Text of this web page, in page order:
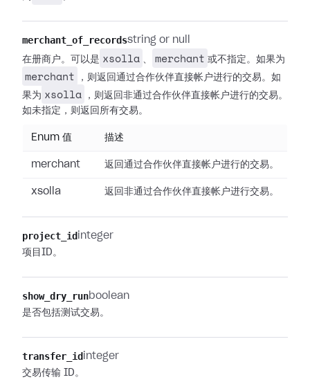
merchant_of_recordsstring or null
在册商户。可以是 xsolla 、 merchant 或不指定。如果为
merchant
，则返回通过合作伙伴直接帐户进行的交易。如
果为 xsolla
，则返回非通过合作伙伴直接帐户进行的交易。
如未指定，则返回所有交易。
Enum 值 描述
merchant 返回通过合作伙伴直接帐户进行的交易。
xsolla 返回非通过合作伙伴直接帐户进行交易。
project_id integer
项目ID。
show_dry_runboolean
是否包括测试交易。
transfer_id integer
交易传输 ID。